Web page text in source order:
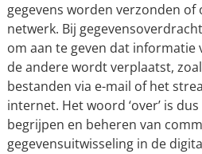
gegevens worden verzonden of
netwerk. Bij
om aan te geven dat informatie
de andere wordt verplaatst,
bestanden via e-mail of het
internet. Het woord ‘over’ is
begrijpen en beheren van
gegevensuitwisseling in de